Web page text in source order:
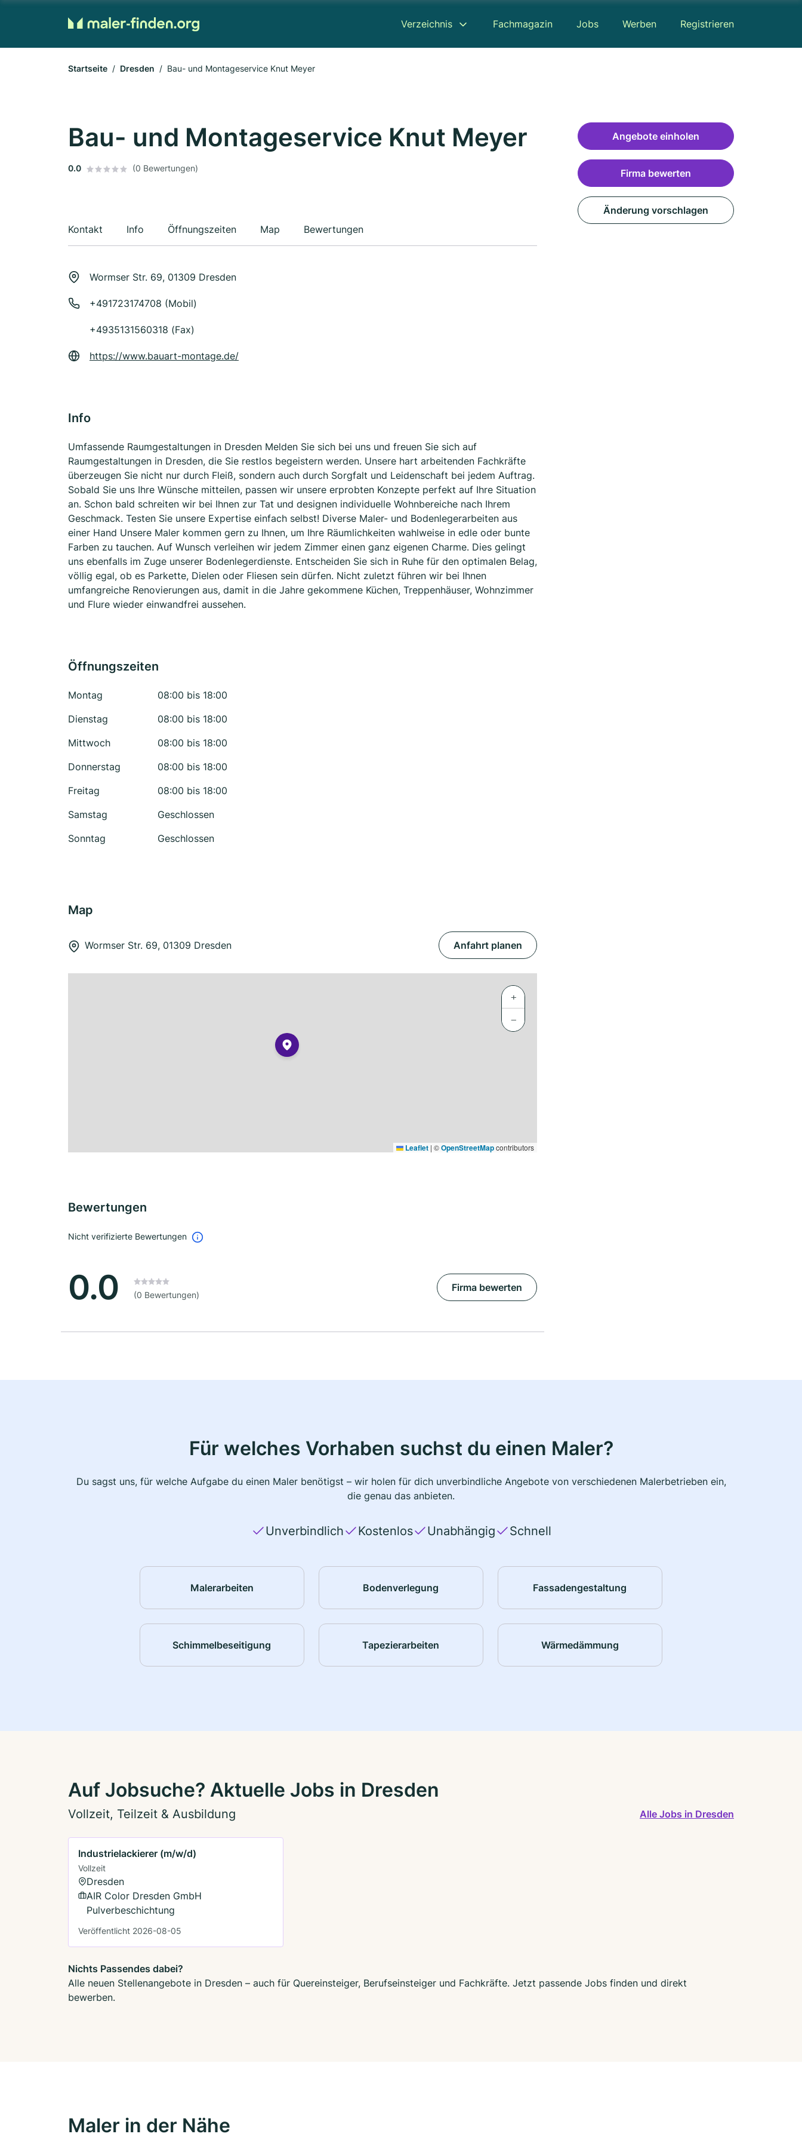
Verzeichnis Fachmagazin Jobs Werben Registrieren
Startseite Dresden Bau- und Montageservice Knut Meyer
Bau- und Montageservice Knut Meyer
0.0 (0 Bewertungen)
Kontakt Info Öffnungszeiten Map Bewertungen
Wormser Str. 69, 01309 Dresden
+491723174708 (Mobil)
+4935131560318 (Fax)
https://www.bauart-montage.de/
Info
Umfassende Raumgestaltungen in Dresden Melden Sie sich bei uns und freuen Sie sich auf
Raumgestaltungen in Dresden, die Sie restlos begeistern werden. Unsere hart arbeitenden Fachkräfte
überzeugen Sie nicht nur durch Fleiß, sondern auch durch Sorgfalt und Leidenschaft bei jedem Auftrag.
Sobald Sie uns Ihre Wünsche mitteilen, passen wir unsere erprobten Konzepte perfekt auf Ihre Situation
an. Schon bald schreiten wir bei Ihnen zur Tat und designen individuelle Wohnbereiche nach Ihrem
Geschmack. Testen Sie unsere Expertise einfach selbst! Diverse Maler- und Bodenlegerarbeiten aus
einer Hand Unsere Maler kommen gern zu Ihnen, um Ihre Räumlichkeiten wahlweise in edle oder bunte
Farben zu tauchen. Auf Wunsch verleihen wir jedem Zimmer einen ganz eigenen Charme. Dies gelingt
uns ebenfalls im Zuge unserer Bodenlegerdienste. Entscheiden Sie sich in Ruhe für den optimalen Belag,
völlig egal, ob es Parkette, Dielen oder Fliesen sein dürfen. Nicht zuletzt führen wir bei Ihnen
umfangreiche Renovierungen aus, damit in die Jahre gekommene Küchen, Treppenhäuser, Wohnzimmer
und Flure wieder einwandfrei aussehen.
Öffnungszeiten
Montag
08:00 bis 18:00
Dienstag
08:00 bis 18:00
Mittwoch
08:00 bis 18:00
Donnerstag
08:00 bis 18:00
Freitag
08:00 bis 18:00
Samstag
Geschlossen
Sonntag
Geschlossen
Map
Wormser Str. 69, 01309 Dresden Anfahrt planen
+
−
Leaflet | ©OpenStreetMapcontributors
Bewertungen
Nicht verifizierte Bewertungen
0.0 (0 Bewertungen)
Firma bewerten
Angebote einholen
Firma bewerten
Änderung vorschlagen
Für welches Vorhaben suchst du einen Maler?
Du sagst uns, für welche Aufgabe du einen Maler benötigst – wir holen für dich unverbindliche Angebote von verschiedenen Malerbetrieben ein,
die genau das anbieten.
Unverbindlich Kostenlos Unabhängig Schnell
Malerarbeiten Bodenverlegung Fassadengestaltung
Schimmelbeseitigung Tapezierarbeiten Wärmedämmung
Auf Jobsuche? Aktuelle Jobs in Dresden
Vollzeit, Teilzeit & Ausbildung Alle Jobs in Dresden
Industrielackierer (m/w/d)
Vollzeit
Dresden
AIR Color Dresden GmbH
Pulverbeschichtung
Veröffentlicht 2026-08-05
Nichts Passendes dabei?
Alle neuen Stellenangebote in Dresden – auch für Quereinsteiger, Berufseinsteiger und Fachkräfte. Jetzt passende Jobs finden und direkt
bewerben.
Maler in der Nähe